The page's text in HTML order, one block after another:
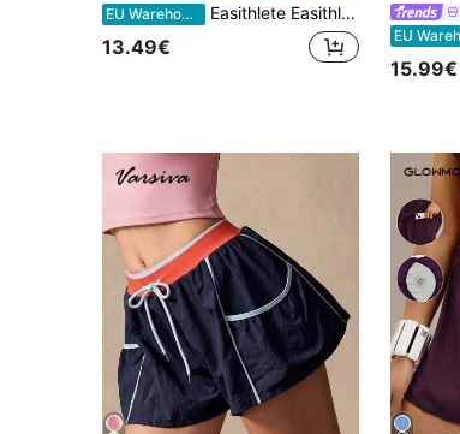
EU Warehouse Easithlete Easithlete Dames Color Block Rolled Zoom Casual Sport Shorts Voor De Zomer Dames Sweat Short, Gym Short, Biker Short
13.49€
15.99€